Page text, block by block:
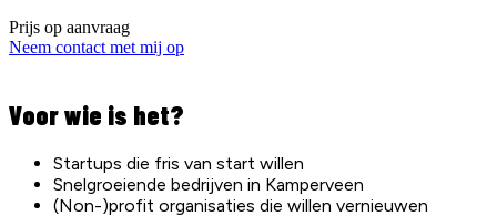
Prijs op aanvraag
Neem contact met mij op
Voor wie is het?
Startups die fris van start willen
Snelgroeiende bedrijven in Kamperveen
(Non-)profit organisaties die willen vernieuwen